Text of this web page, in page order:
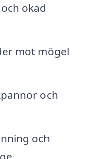
ökad
mot mögel
och
och